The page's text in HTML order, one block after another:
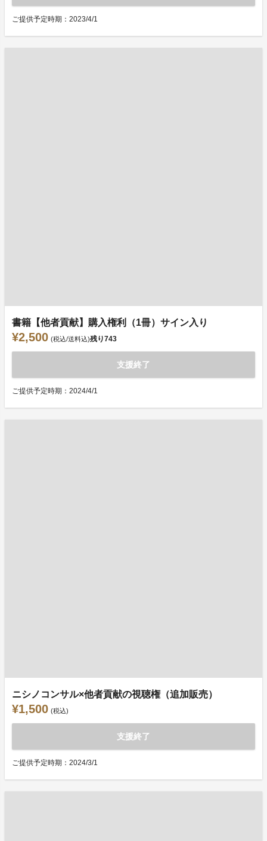
ご提供予定時期：2023/4/1
書籍【他者貢献】購入権利（1冊）サイン入り
¥2,500 (税込/送料込)残り743
支援終了
ご提供予定時期：2024/4/1
ニシノコンサル×他者貢献の視聴権（追加販売）
¥1,500 (税込)
支援終了
ご提供予定時期：2024/3/1